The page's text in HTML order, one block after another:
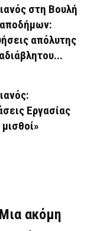
στη Βουλή
απόλυτης
Εργασίας
ακόμη